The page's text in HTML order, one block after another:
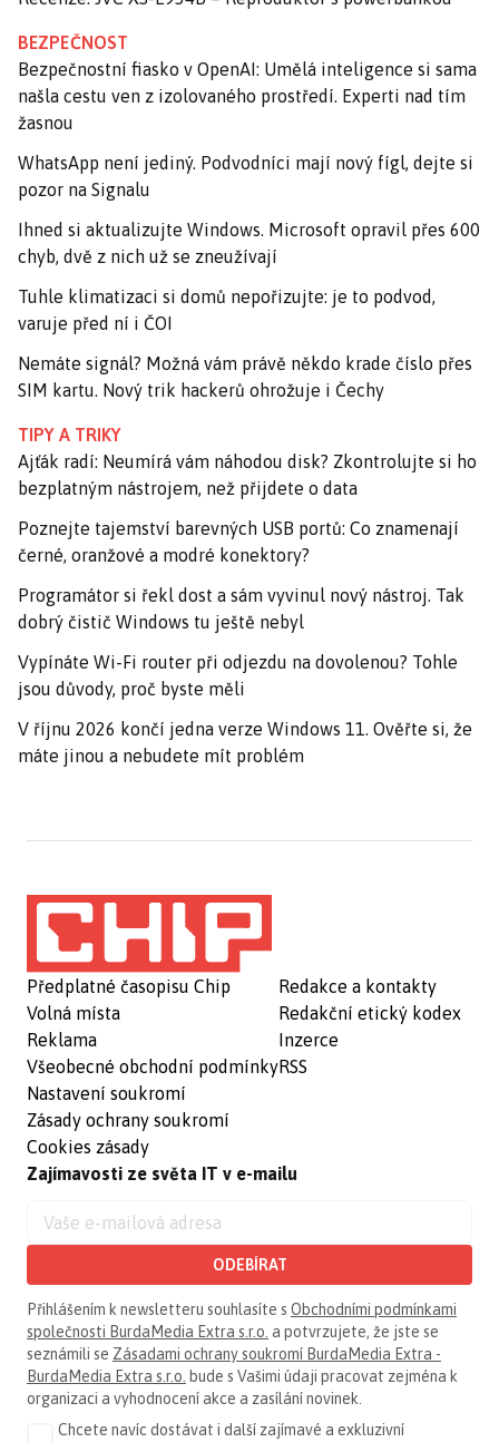
BEZPEČNOST
Bezpečnostní fiasko v OpenAI: Umělá inteligence si sama
našla cestu ven z izolovaného prostředí. Experti nad tím
žasnou
WhatsApp není jediný. Podvodníci mají nový fígl, dejte si
pozor na Signalu
Ihned si aktualizujte Windows. Microsoft opravil přes 600
chyb, dvě z nich už se zneužívají
Tuhle klimatizaci si domů nepořizujte: je to podvod,
varuje před ní i ČOI
Nemáte signál? Možná vám právě někdo krade číslo přes
SIM kartu. Nový trik hackerů ohrožuje i Čechy
TIPY A TRIKY
Ajťák radí: Neumírá vám náhodou disk? Zkontrolujte si ho
bezplatným nástrojem, než přijdete o data
Poznejte tajemství barevných USB portů: Co znamenají
černé, oranžové a modré konektory?
Programátor si řekl dost a sám vyvinul nový nástroj. Tak
dobrý čistič Windows tu ještě nebyl
Vypínáte Wi-Fi router při odjezdu na dovolenou? Tohle
jsou důvody, proč byste měli
V říjnu 2026 končí jedna verze Windows 11. Ověřte si, že
máte jinou a nebudete mít problém
Předplatné časopisu Chip
Volná místa
Reklama
Všeobecné obchodní podmínky
Nastavení soukromí
Zásady ochrany soukromí
Cookies zásady
Redakce a kontakty
Redakční etický kodex
Inzerce
RSS
Zajímavosti ze světa IT v e-mailu
ODEBÍRAT
Přihlášením k newsletteru souhlasíte s Obchodními podmínkami
společnosti BurdaMedia Extra s.r.o. a potvrzujete, že jste se
seznámili se Zásadami ochrany soukromí BurdaMedia Extra -
BurdaMedia Extra s.r.o. bude s Vašimi údaji pracovat zejména k
organizaci a vyhodnocení akce a zasílání novinek.
Chcete navíc dostávat i další zajímavé a exkluzivní